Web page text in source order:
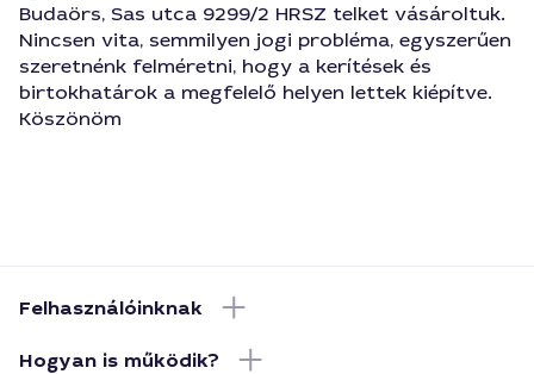
Budaörs, Sas utca 9299/2 HRSZ telket vásároltuk.
Nincsen vita, semmilyen jogi probléma, egyszerűen
szeretnénk felméretni, hogy a kerítések és
birtokhatárok a megfelelő helyen lettek kiépítve.
Köszönöm
Felhasználóinknak
Hogyan is működik?